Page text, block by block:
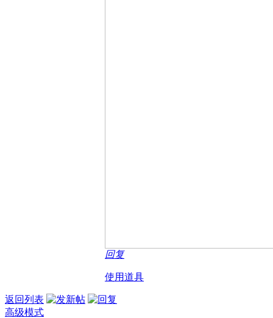
回复
使用道具
返回列表
高级模式